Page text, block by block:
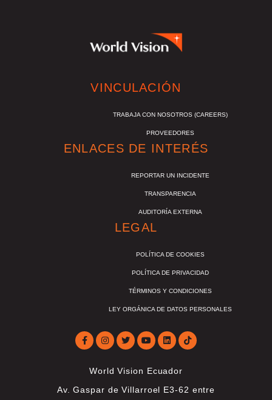
VINCULACIÓN
TRABAJA CON NOSOTROS (CAREERS)
PROVEEDORES
ENLACES DE INTERÉS
REPORTAR UN INCIDENTE
TRANSPARENCIA
AUDITORÍA EXTERNA
LEGAL
POLÍTICA DE COOKIES
POLÍTICA DE PRIVACIDAD
TÉRMINOS Y CONDICIONES
LEY ORGÁNICA DE DATOS PERSONALES
World Vision Ecuador
Av. Gaspar de Villarroel E3-62 entre